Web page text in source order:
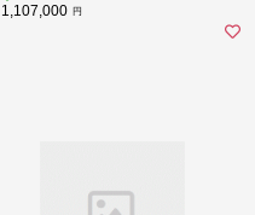
1,107,000 円